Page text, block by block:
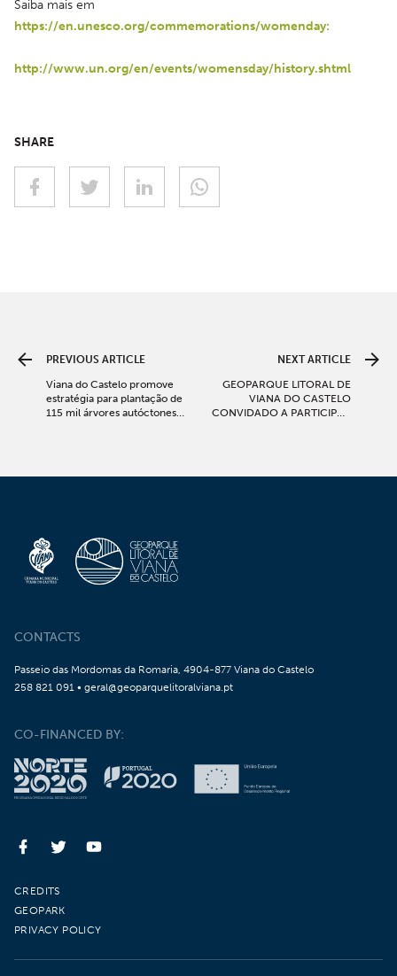
https://en.unesco.org/commemorations/womenday:
http://www.un.org/en/events/womensday/history.shtml
SHARE
PREVIOUS ARTICLE
Viana do Castelo promove
estratégia para plantação de
115 mil árvores autóctones
NEXT ARTICLE
GEOPARQUE LITORAL DE
VIANA DO CASTELO
CONVIDADO A PARTICIPAR
CONTACTS
Passeio das Mordomas da Romaria, 4904-877 Viana do Castelo
258 821 091 • geral@geoparquelitoralviana.pt
CO-FINANCED BY:
CREDITS
GEOPARK
PRIVACY POLICY